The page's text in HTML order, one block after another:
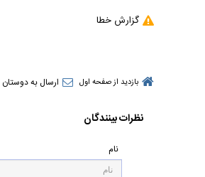
گزارش خطا
بازدید از صفحه اول ارسال به دوستان
نظرات بینندگان
نام